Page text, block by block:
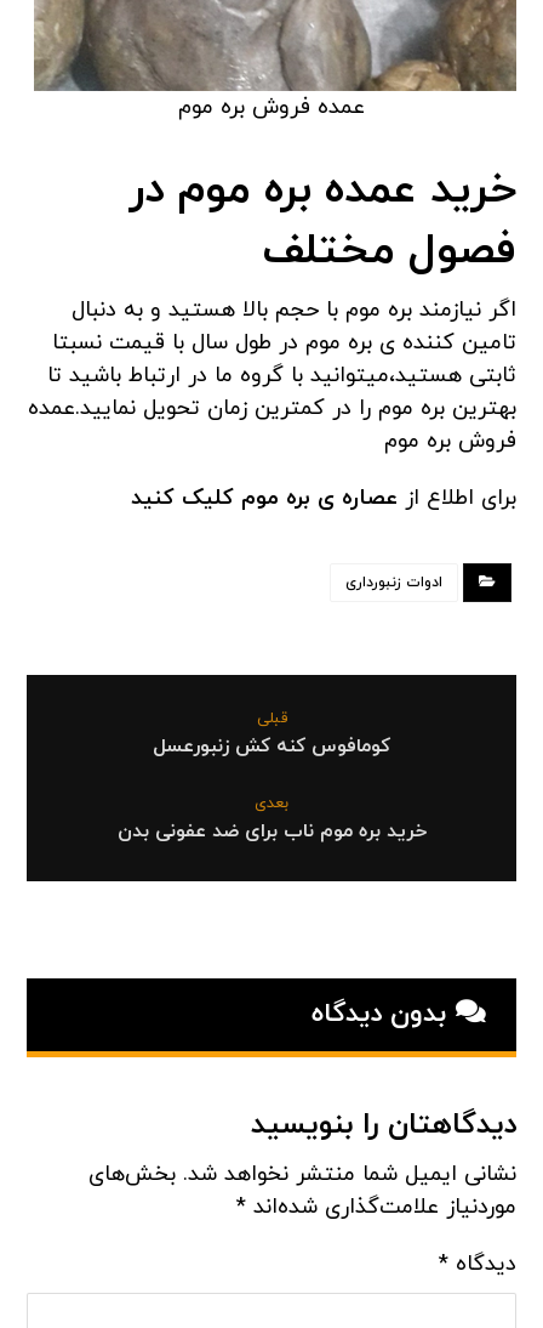
عمده فروش بره موم
خرید عمده بره موم در
فصول مختلف
اگر نیازمند بره موم با حجم بالا هستید و به دنبال
تامین کننده ی بره موم در طول سال با قیمت نسبتا
ثابتی هستید،میتوانید با گروه ما در ارتباط باشید تا
بهترین بره موم را در کمترین زمان تحویل نمایید.عمده
فروش بره موم
برای اطلاع از عصاره ی بره موم کلیک کنید
ادوات زنبورداری
قبلی
کومافوس کنه کش زنبورعسل
بعدی
خرید بره موم ناب برای ضد عفونی بدن
بدون دیدگاه
دیدگاهتان را بنویسید
نشانی ایمیل شما منتشر نخواهد شد. بخش‌های
موردنیاز علامت‌گذاری شده‌اند*
دیدگاه*